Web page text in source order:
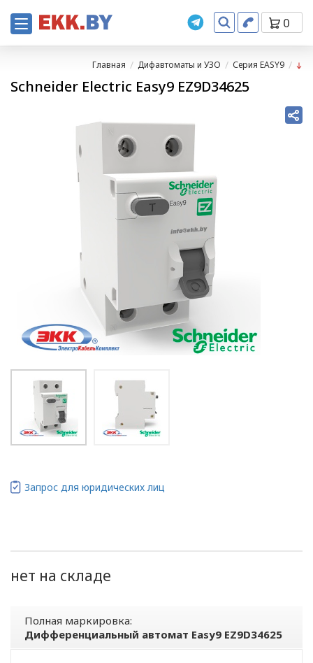
0
Главная Дифавтоматы и УЗО Серия EASY9
Schneider Electric Easy9 EZ9D34625
Полная маркировка:
Дифференциальный автомат Easy9 EZ9D34625
нет на складе
Запрос для юридических лиц